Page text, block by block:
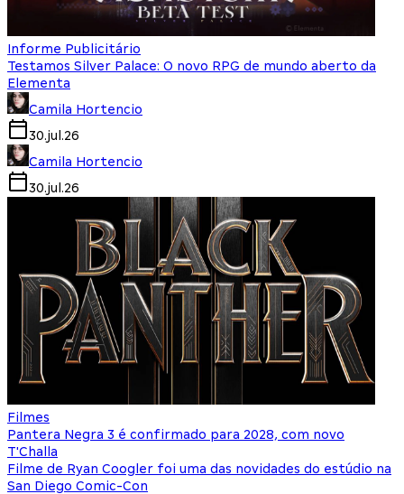
Informe Publicitário
Testamos Silver Palace: O novo RPG de mundo aberto da
Elementa
Camila Hortencio
30.jul.26
Camila Hortencio
30.jul.26
Filmes
Pantera Negra 3 é confirmado para 2028, com novo
T'Challa
Filme de Ryan Coogler foi uma das novidades do estúdio na
San Diego Comic-Con